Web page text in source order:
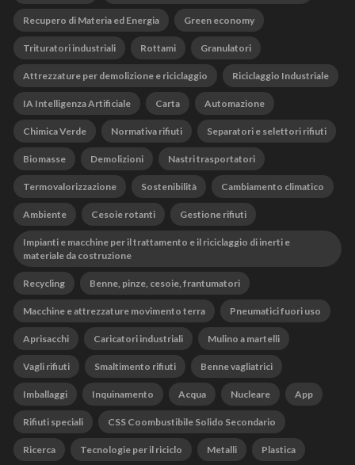
Recupero di Materia ed Energia Green economy
Trituratori industriali Rottami Granulatori
Attrezzature per demolizione e riciclaggio Riciclaggio Industriale
IA Intelligenza Artificiale Carta Automazione
Chimica Verde Normativa rifiuti Separatori e selettori rifiuti
Biomasse Demolizioni Nastri trasportatori
Termovalorizzazione Sostenibilità Cambiamento climatico
Ambiente Cesoie rotanti Gestione rifiuti
Impianti e macchine per il trattamento e il riciclaggio di inerti e
materiale da costruzione
Recycling Benne, pinze, cesoie, frantumatori
Macchine e attrezzature movimento terra Pneumatici fuori uso
Aprisacchi Caricatori industriali Mulino a martelli
Vagli rifiuti Smaltimento rifiuti Benne vagliatrici
Imballaggi Inquinamento Acqua Nucleare App
Rifiuti speciali CSS Coombustibile Solido Secondario
Ricerca Tecnologie per il riciclo Metalli Plastica